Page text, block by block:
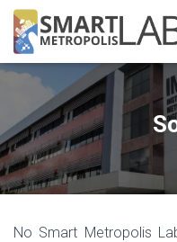
No Smart Metropolis